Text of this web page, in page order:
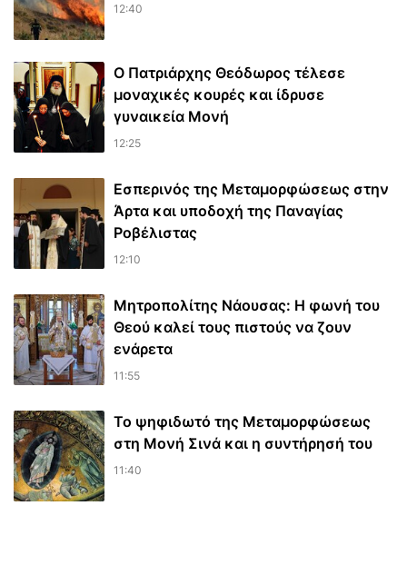
12:40
Ο Πατριάρχης Θεόδωρος τέλεσε
μοναχικές κουρές και ίδρυσε
γυναικεία Μονή
12:25
Εσπερινός της Μεταμορφώσεως στην
Άρτα και υποδοχή της Παναγίας
Ροβέλιστας
12:10
Μητροπολίτης Νάουσας: Η φωνή του
Θεού καλεί τους πιστούς να ζουν
ενάρετα
11:55
Το ψηφιδωτό της Μεταμορφώσεως
στη Μονή Σινά και η συντήρησή του
11:40